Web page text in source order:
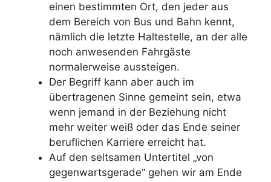
einen bestimmten Ort, den jeder aus
dem Bereich von Bus und Bahn kennt,
nämlich die letzte Haltestelle, an der alle
noch anwesenden Fahrgäste
normalerweise aussteigen.
Der Begriff kann aber auch im
übertragenen Sinne gemeint sein, etwa
wenn jemand in der Beziehung nicht
mehr weiter weiß oder das Ende seiner
beruflichen Karriere erreicht hat.
Auf den seltsamen Untertitel „von
gegenwartsgerade“ gehen wir am Ende